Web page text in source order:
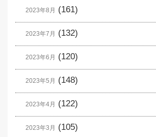
2023年8月 (161)
2023年7月 (132)
2023年6月 (120)
2023年5月 (148)
2023年4月 (122)
2023年3月 (105)